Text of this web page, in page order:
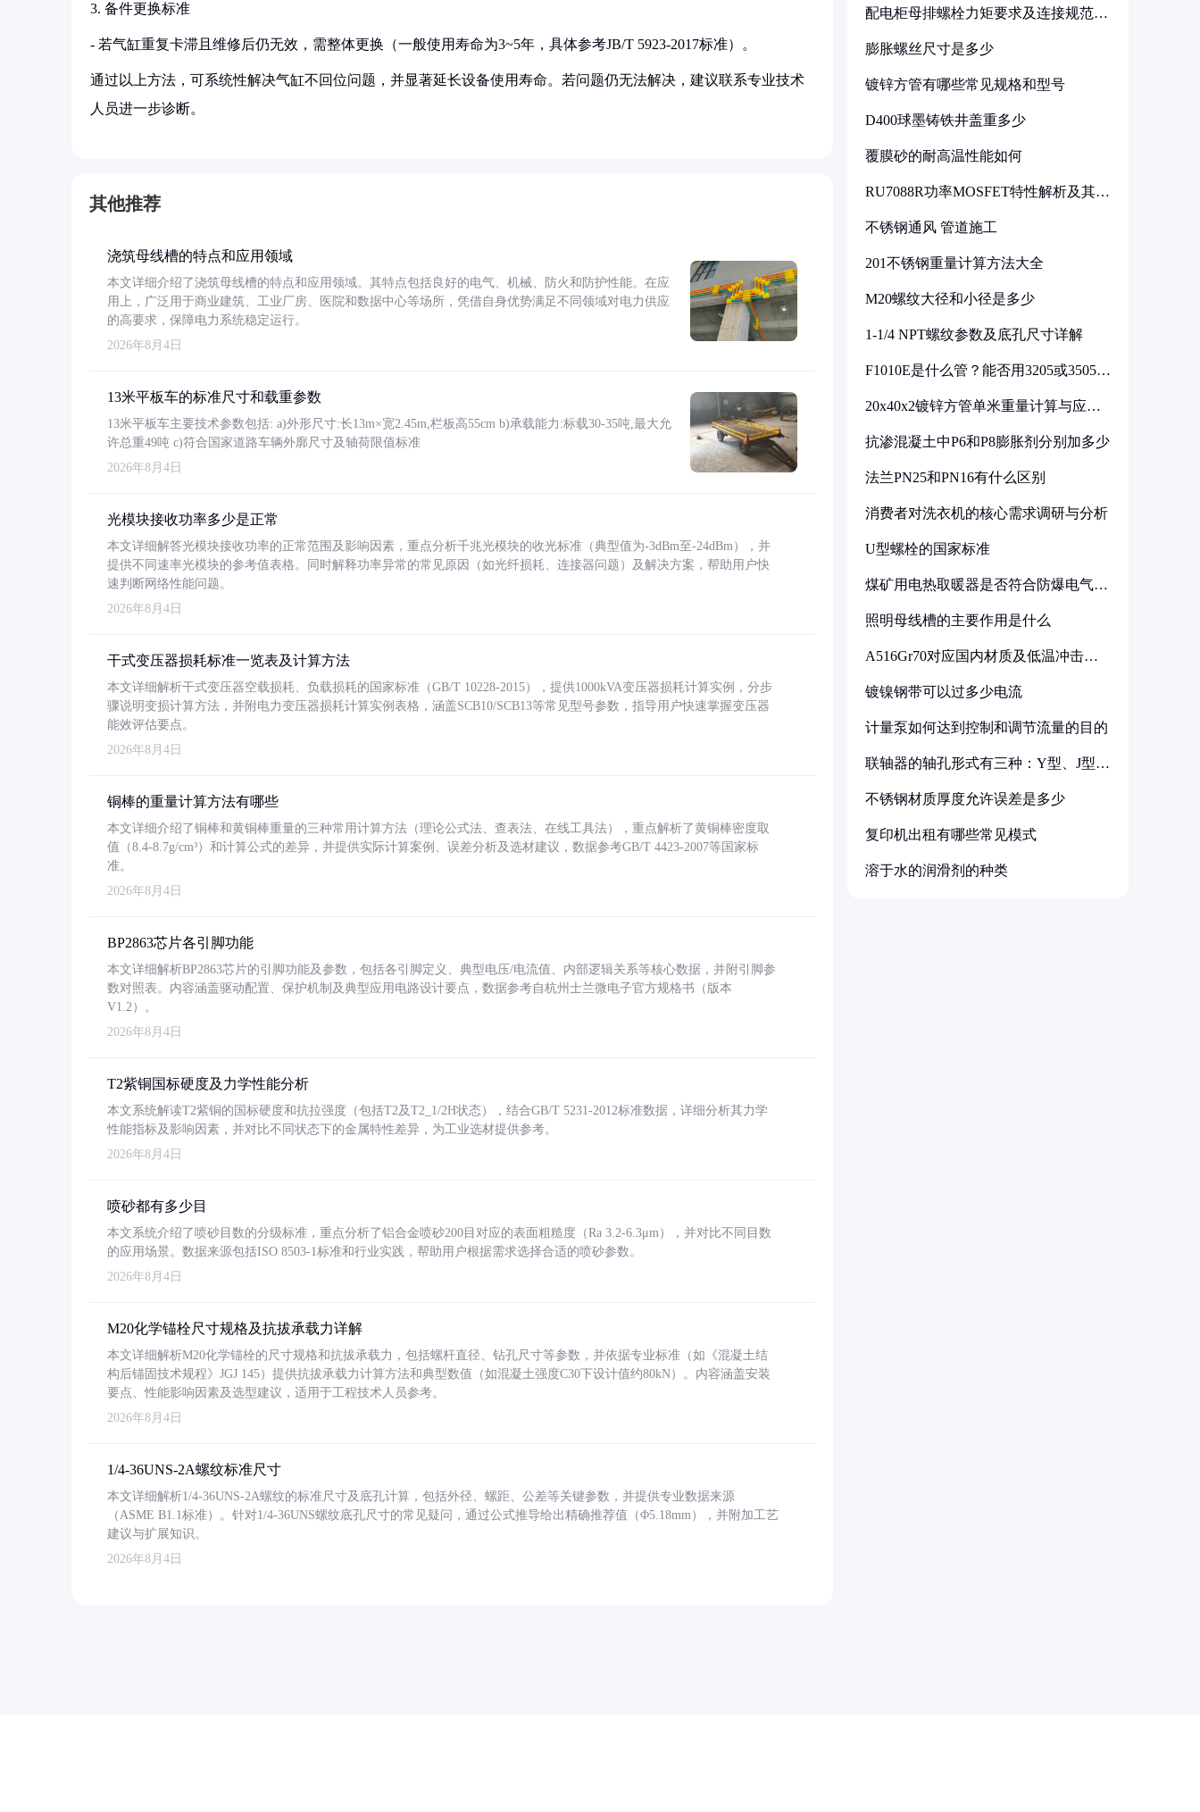
3. 备件更换标准
- 若气缸重复卡滞且维修后仍无效，需整体更换（一般使用寿命为3~5年，具体参考JB/T 5923-2017标准）。
通过以上方法，可系统性解决气缸不回位问题，并显著延长设备使用寿命。若问题仍无法解决，建议联系专业技术
人员进一步诊断。
其他推荐
浇筑母线槽的特点和应用领域
本文详细介绍了浇筑母线槽的特点和应用领域。其特点包括良好的电气、机械、防火和防护性能。在应
用上，广泛用于商业建筑、工业厂房、医院和数据中心等场所，凭借自身优势满足不同领域对电力供应
的高要求，保障电力系统稳定运行。
2026年8月4日
13米平板车的标准尺寸和载重参数
13米平板车主要技术参数包括: a)外形尺寸:长13m×宽2.45m,栏板高55cm b)承载能力:标载30-35吨,最大允
许总重49吨 c)符合国家道路车辆外廓尺寸及轴荷限值标准
2026年8月4日
光模块接收功率多少是正常
本文详细解答光模块接收功率的正常范围及影响因素，重点分析千兆光模块的收光标准（典型值为-3dBm至-24dBm），并
提供不同速率光模块的参考值表格。同时解释功率异常的常见原因（如光纤损耗、连接器问题）及解决方案，帮助用户快
速判断网络性能问题。
2026年8月4日
干式变压器损耗标准一览表及计算方法
本文详细解析干式变压器空载损耗、负载损耗的国家标准（GB/T 10228-2015），提供1000kVA变压器损耗计算实例，分步
骤说明变损计算方法，并附电力变压器损耗计算实例表格，涵盖SCB10/SCB13等常见型号参数，指导用户快速掌握变压器
能效评估要点。
2026年8月4日
铜棒的重量计算方法有哪些
本文详细介绍了铜棒和黄铜棒重量的三种常用计算方法（理论公式法、查表法、在线工具法），重点解析了黄铜棒密度取
值（8.4-8.7g/cm³）和计算公式的差异，并提供实际计算案例、误差分析及选材建议，数据参考GB/T 4423-2007等国家标
准。
2026年8月4日
BP2863芯片各引脚功能
本文详细解析BP2863芯片的引脚功能及参数，包括各引脚定义、典型电压/电流值、内部逻辑关系等核心数据，并附引脚参
数对照表。内容涵盖驱动配置、保护机制及典型应用电路设计要点，数据参考自杭州士兰微电子官方规格书（版本
V1.2）。
2026年8月4日
T2紫铜国标硬度及力学性能分析
本文系统解读T2紫铜的国标硬度和抗拉强度（包括T2及T2_1/2H状态），结合GB/T 5231-2012标准数据，详细分析其力学
性能指标及影响因素，并对比不同状态下的金属特性差异，为工业选材提供参考。
2026年8月4日
喷砂都有多少目
本文系统介绍了喷砂目数的分级标准，重点分析了铝合金喷砂200目对应的表面粗糙度（Ra 3.2-6.3μm），并对比不同目数
的应用场景。数据来源包括ISO 8503-1标准和行业实践，帮助用户根据需求选择合适的喷砂参数。
2026年8月4日
M20化学锚栓尺寸规格及抗拔承载力详解
本文详细解析M20化学锚栓的尺寸规格和抗拔承载力，包括螺杆直径、钻孔尺寸等参数，并依据专业标准（如《混凝土结
构后锚固技术规程》JGJ 145）提供抗拔承载力计算方法和典型数值（如混凝土强度C30下设计值约80kN）。内容涵盖安装
要点、性能影响因素及选型建议，适用于工程技术人员参考。
2026年8月4日
1/4-36UNS-2A螺纹标准尺寸
本文详细解析1/4-36UNS-2A螺纹的标准尺寸及底孔计算，包括外径、螺距、公差等关键参数，并提供专业数据来源
（ASME B1.1标准）。针对1/4-36UNS螺纹底孔尺寸的常见疑问，通过公式推导给出精确推荐值（Φ5.18mm），并附加工艺
建议与扩展知识。
2026年8月4日
配电柜母排螺栓力矩要求及连接规范详
膨胀螺丝尺寸是多少
镀锌方管有哪些常见规格和型号
D400球墨铸铁井盖重多少
覆膜砂的耐高温性能如何
RU7088R功率MOSFET特性解析及其在
不锈钢通风 管道施工
201不锈钢重量计算方法大全
M20螺纹大径和小径是多少
1-1/4 NPT螺纹参数及底孔尺寸详解
F1010E是什么管？能否用3205或3505代
20x40x2镀锌方管单米重量计算与应用
抗渗混凝土中P6和P8膨胀剂分别加多少
法兰PN25和PN16有什么区别
消费者对洗衣机的核心需求调研与分析
U型螺栓的国家标准
煤矿用电热取暖器是否符合防爆电气设
照明母线槽的主要作用是什么
A516Gr70对应国内材质及低温冲击要
镀镍钢带可以过多少电流
计量泵如何达到控制和调节流量的目的
联轴器的轴孔形式有三种：Y型、J型、
不锈钢材质厚度允许误差是多少
复印机出租有哪些常见模式
溶于水的润滑剂的种类